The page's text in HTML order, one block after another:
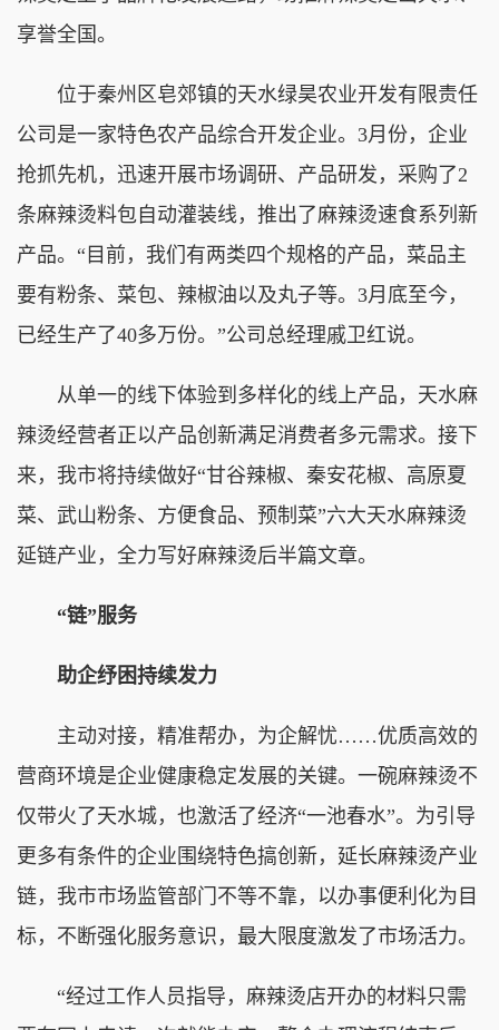
享誉全国。
位于秦州区皂郊镇的天水绿昊农业开发有限责任
公司是一家特色农产品综合开发企业。3月份，企业
抢抓先机，迅速开展市场调研、产品研发，采购了2
条麻辣烫料包自动灌装线，推出了麻辣烫速食系列新
产品。“目前，我们有两类四个规格的产品，菜品主
要有粉条、菜包、辣椒油以及丸子等。3月底至今，
已经生产了40多万份。”公司总经理戚卫红说。
从单一的线下体验到多样化的线上产品，天水麻
辣烫经营者正以产品创新满足消费者多元需求。接下
来，我市将持续做好“甘谷辣椒、秦安花椒、高原夏
菜、武山粉条、方便食品、预制菜”六大天水麻辣烫
延链产业，全力写好麻辣烫后半篇文章。
“链”服务
助企纾困持续发力
主动对接，精准帮办，为企解忧……优质高效的
营商环境是企业健康稳定发展的关键。一碗麻辣烫不
仅带火了天水城，也激活了经济“一池春水”。为引导
更多有条件的企业围绕特色搞创新，延长麻辣烫产业
链，我市市场监管部门不等不靠，以办事便利化为目
标，不断强化服务意识，最大限度激发了市场活力。
“经过工作人员指导，麻辣烫店开办的材料只需